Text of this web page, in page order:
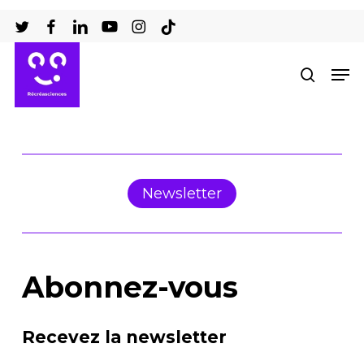
au
contenu
principal
Newsletter
Abonnez-vous
Recevez la newsletter
le